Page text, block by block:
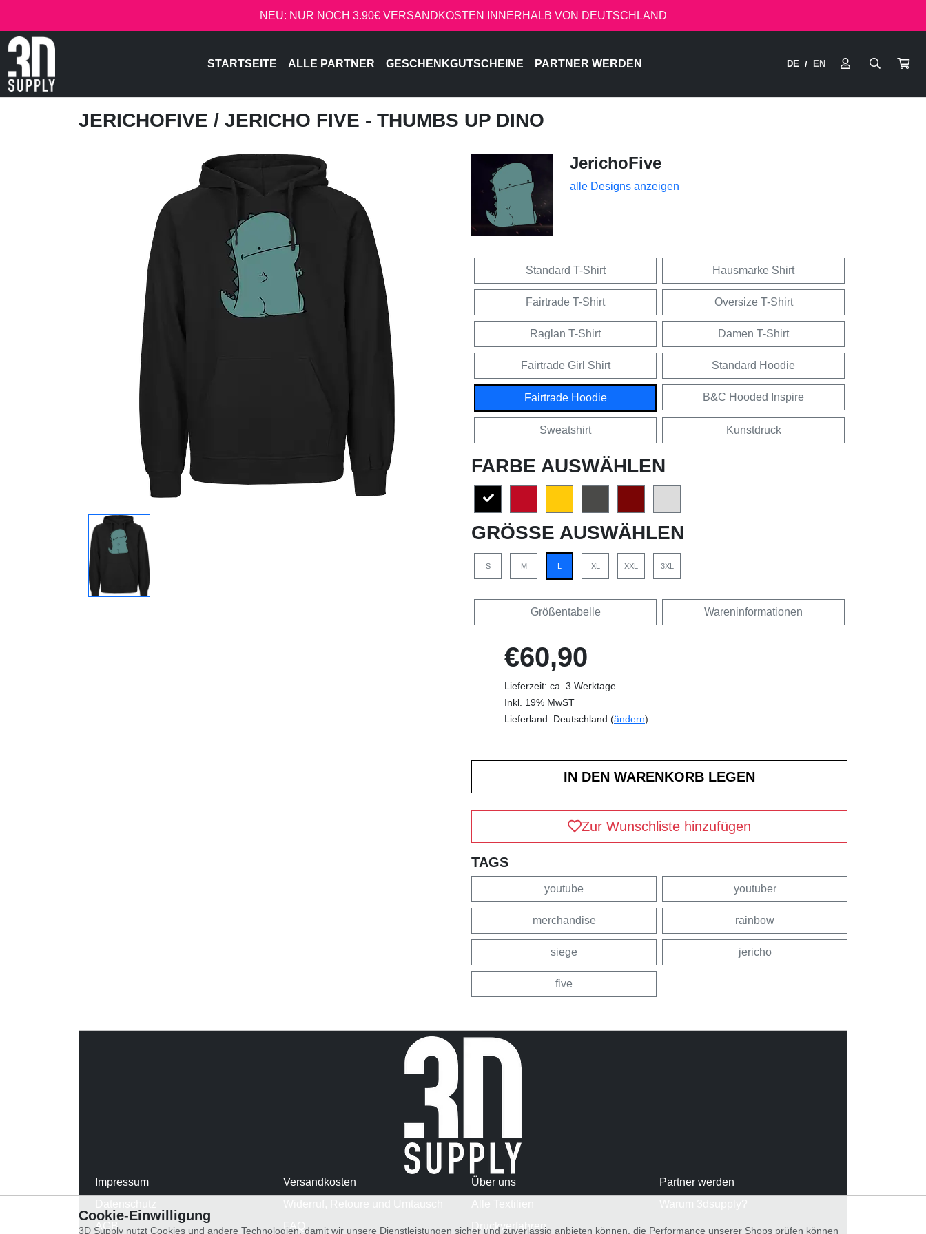
NEU: NUR NOCH 3.90€ VERSANDKOSTEN INNERHALB VON DEUTSCHLAND
STARTSEITE ALLE PARTNER GESCHENKGUTSCHEINE PARTNER WERDEN DE / EN
JERICHOFIVE / JERICHO FIVE - THUMBS UP DINO
JerichoFive
alle Designs anzeigen
Standard T-Shirt Hausmarke Shirt
Fairtrade T-Shirt Oversize T-Shirt
Raglan T-Shirt Damen T-Shirt
Fairtrade Girl Shirt Standard Hoodie
Fairtrade Hoodie B&C Hooded Inspire
Sweatshirt Kunstdruck
FARBE AUSWÄHLEN
GRÖSSE AUSWÄHLEN
S M L XL XXL 3XL
Größentabelle Wareninformationen
€60,90
Lieferzeit: ca. 3 Werktage
Inkl. 19% MwST
Lieferland: Deutschland (ändern)
Zur Wunschliste hinzufügen
TAGS
youtube youtuber
merchandise rainbow
siege jericho
five
Impressum
AGB
Versandkosten
FAQ
Über uns
Druckverfahren
Partner werden
Cookie-Einwilligung
3D Supply nutzt Cookies und andere Technologien, damit wir unsere Dienstleistungen sicher und zuverlässig anbieten können, die Performance unserer Shops prüfen können